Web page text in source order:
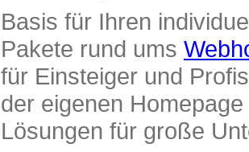
Basis für Ihren
Pakete rund ums
für Einsteiger und
der eigenen
Lösungen für große